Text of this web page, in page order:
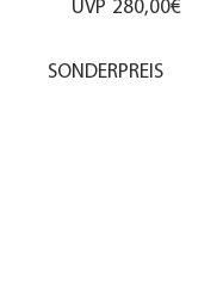
UVP 280,00€
SONDERPREIS